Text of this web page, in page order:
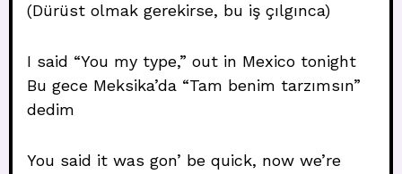
(Dürüst olmak gerekirse, bu iş çılgınca)
I said “You my type,” out in Mexico tonight
Bu gece Meksika’da “Tam benim tarzımsın”
dedim
You said it was gon’ be quick, now we’re